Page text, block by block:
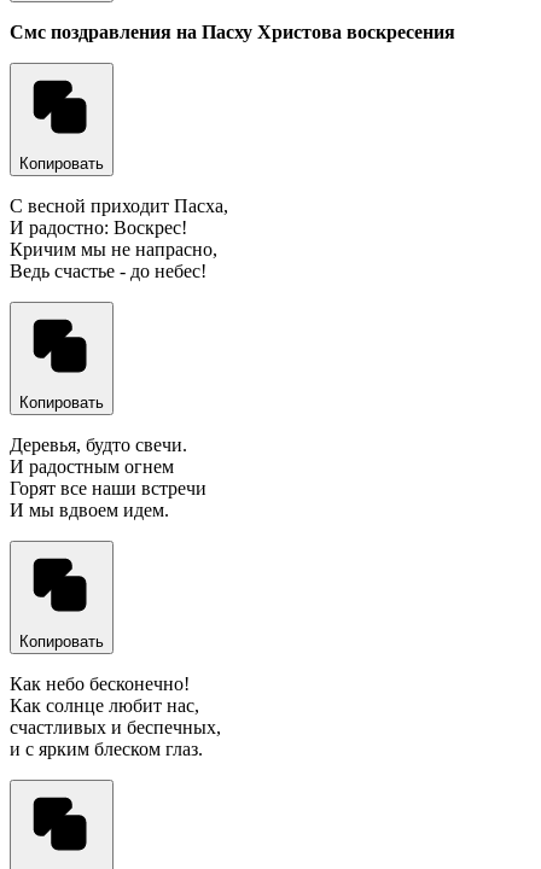
Смс поздравления на Пасху Христова воскресения
Копировать
С весной приходит Пасха,
И радостно: Воскрес!
Кричим мы не напрасно,
Ведь счастье - до небес!
Копировать
Деревья, будто свечи.
И радостным огнем
Горят все наши встречи
И мы вдвоем идем.
Копировать
Как небо бесконечно!
Как солнце любит нас,
счастливых и беспечных,
и с ярким блеском глаз.